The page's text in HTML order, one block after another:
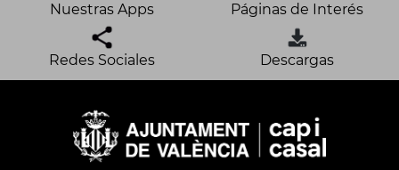
Nuestras Apps Páginas de Interés
Redes Sociales Descargas